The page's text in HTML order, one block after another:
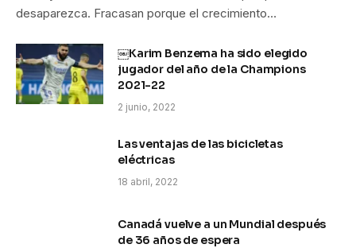
desaparezca. Fracasan porque el crecimiento…
￼Karim Benzema ha sido elegido
jugador del año de la Champions
2021-22
2 junio, 2022
Las ventajas de las bicicletas
eléctricas
18 abril, 2022
Canadá vuelve a un Mundial después
de 36 años de espera